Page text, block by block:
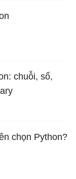
chuỗi, số,
chọn Python?